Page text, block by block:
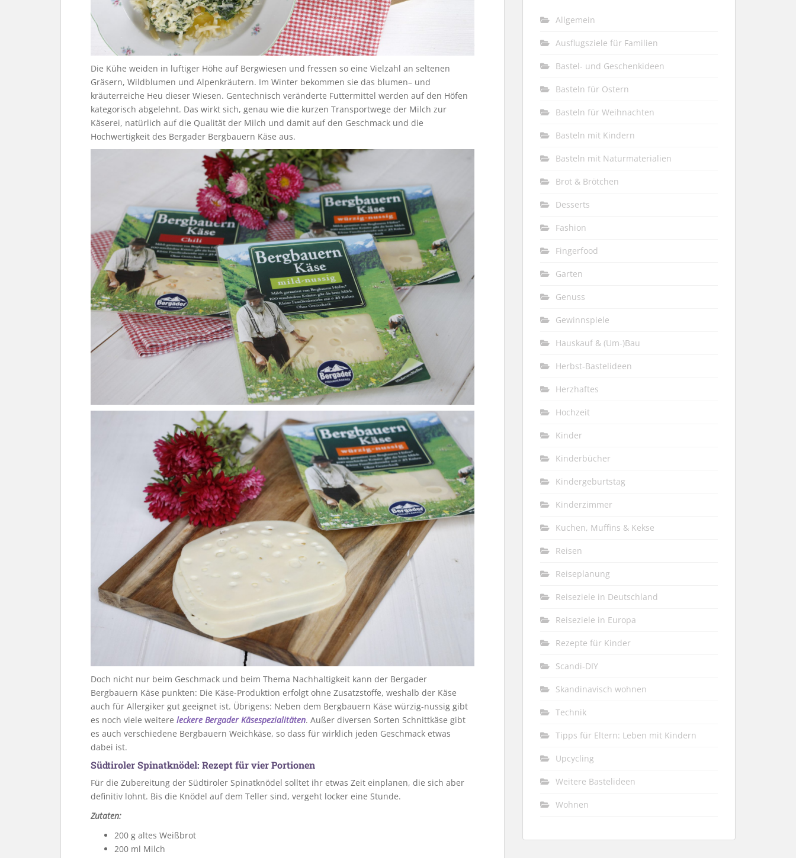
Die Kühe weiden in luftiger Höhe auf Bergwiesen und fressen so eine Vielzahl an seltenen
Gräsern, Wildblumen und Alpenkräutern. Im Winter bekommen sie das blumen– und
kräuterreiche Heu dieser Wiesen. Gentechnisch veränderte Futtermittel werden auf den Höfen
kategorisch abgelehnt. Das wirkt sich, genau wie die kurzen Transportwege der Milch zur
Käserei, natürlich auf die Qualität der Milch und damit auf den Geschmack und die
Hochwertigkeit des Bergader Bergbauern Käse aus.
Doch nicht nur beim Geschmack und beim Thema Nachhaltigkeit kann der Bergader
Bergbauern Käse punkten: Die Käse-Produktion erfolgt ohne Zusatzstoffe, weshalb der Käse
auch für Allergiker gut geeignet ist. Übrigens: Neben dem Bergbauern Käse würzig-nussig gibt
es noch viele weitere leckere Bergader Käsespezialitäten. Außer diversen Sorten Schnittkäse gibt
es auch verschiedene Bergbauern Weichkäse, so dass für wirklich jeden Geschmack etwas
dabei ist.
Südtiroler Spinatknödel: Rezept für vier Portionen
Für die Zubereitung der Südtiroler Spinatknödel solltet ihr etwas Zeit einplanen, die sich aber
definitiv lohnt. Bis die Knödel auf dem Teller sind, vergeht locker eine Stunde.
Zutaten:
200 g altes Weißbrot
200 ml Milch
Allgemein
Ausflugsziele für Familien
Bastel- und Geschenkideen
Basteln für Ostern
Basteln für Weihnachten
Basteln mit Kindern
Basteln mit Naturmaterialien
Brot & Brötchen
Desserts
Fashion
Fingerfood
Garten
Genuss
Gewinnspiele
Hauskauf & (Um-)Bau
Herbst-Bastelideen
Herzhaftes
Hochzeit
Kinder
Kinderbücher
Kindergeburtstag
Kinderzimmer
Kuchen, Muffins & Kekse
Reisen
Reiseplanung
Reiseziele in Deutschland
Reiseziele in Europa
Rezepte für Kinder
Scandi-DIY
Skandinavisch wohnen
Technik
Tipps für Eltern: Leben mit Kindern
Upcycling
Weitere Bastelideen
Wohnen